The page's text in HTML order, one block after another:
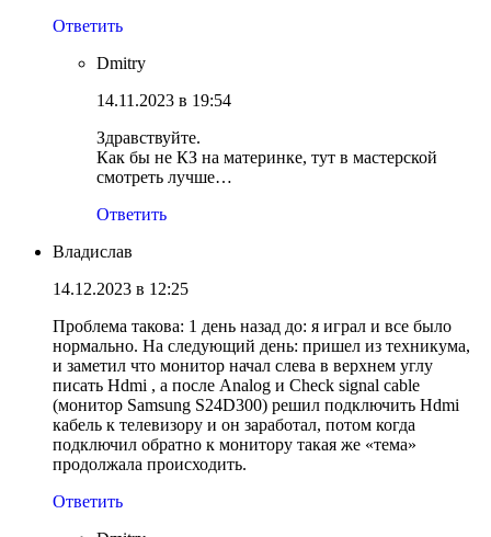
Ответить
Dmitry
14.11.2023 в 19:54
Здравствуйте.
Как бы не КЗ на материнке, тут в мастерской
смотреть лучше…
Ответить
Владислав
14.12.2023 в 12:25
Проблема такова: 1 день назад до: я играл и все было
нормально. На следующий день: пришел из техникума,
и заметил что монитор начал слева в верхнем углу
писать Hdmi , а после Analog и Check signal cable
(монитор Samsung S24D300) решил подключить Hdmi
кабель к телевизору и он заработал, потом когда
подключил обратно к монитору такая же «тема»
продолжала происходить.
Ответить